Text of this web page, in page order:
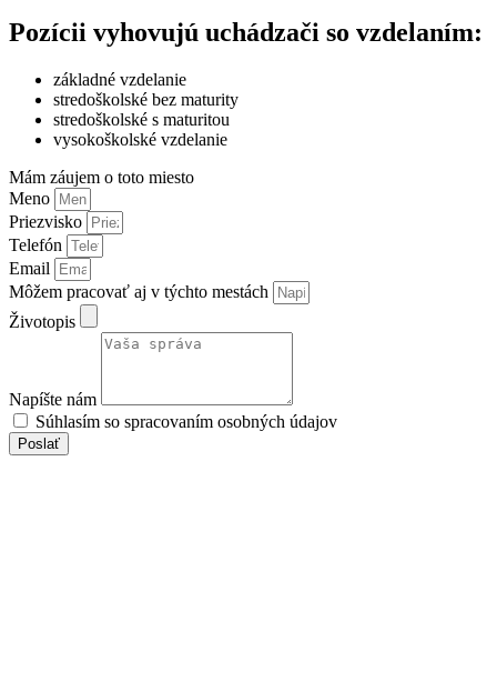
Pozícii vyhovujú uchádzači so vzdelaním:
základné vzdelanie
stredoškolské bez maturity
stredoškolské s maturitou
vysokoškolské vzdelanie
Mám záujem o toto miesto
Meno
Priezvisko
Telefón
Email
Môžem pracovať aj v týchto mestách
Životopis
Napíšte nám
Súhlasím so spracovaním osobných údajov
Poslať